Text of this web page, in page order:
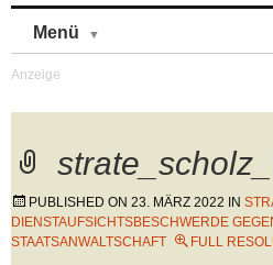
Menü
PUBLISHED ON 23. MÄRZ 2022 IN
DIENSTAUFSICHTSBESCHWERDE
STAATSANWALTSCHAFT
FULL